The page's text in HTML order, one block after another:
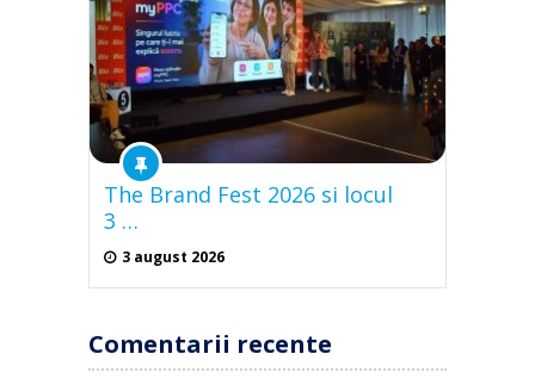
The Brand Fest 2026 si locul
3 …
3 august 2026
Comentarii recente